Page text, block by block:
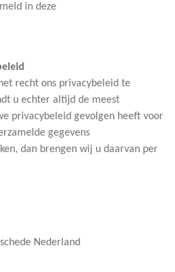
in deze
recht ons privacybeleid te
u echter altijd de meest
privacybeleid gevolgen heeft voor
gegevens
dan brengen wij u daarvan per
Nederland